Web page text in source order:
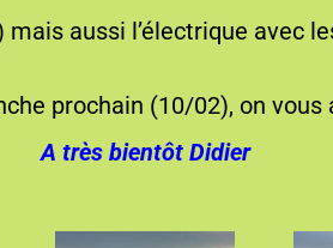
aussi l’électrique avec
prochain (10/02), on
A très bientôt Didier